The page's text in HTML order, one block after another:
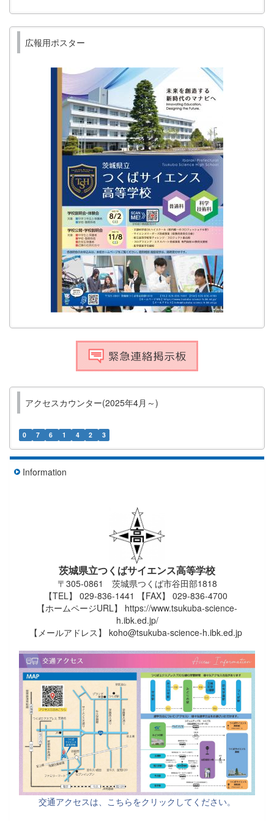
広報用ポスター
アクセスカウンター(2025年4月～)
0 7 6 1 4 2 3
Information
茨城県立つくばサイエンス高等学校
〒305-0861 茨城県つくば市谷田部1818
【TEL】 029-836-1441 【FAX】 029-836-4700
【ホームページURL】 https://www.tsukuba-science-
h.ibk.ed.jp/
【メールアドレス】 koho@tsukuba-science-h.ibk.ed.jp
交通アクセスは、こちらをクリックしてください。